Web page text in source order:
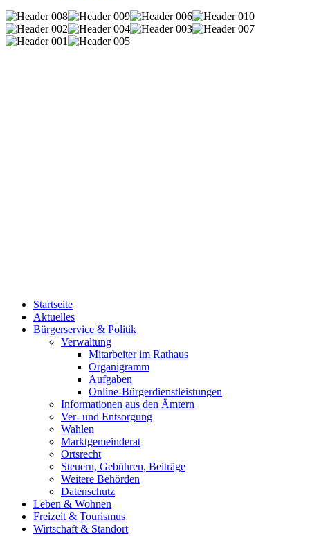
Startseite
Aktuelles
Bürgerservice & Politik
Verwaltung
Mitarbeiter im Rathaus
Organigramm
Aufgaben
Online-Bürgerdienstleistungen
Informationen aus den Ämtern
Ver- und Entsorgung
Wahlen
Marktgemeinderat
Ortsrecht
Steuern, Gebühren, Beiträge
Weitere Behörden
Datenschutz
Leben & Wohnen
Freizeit & Tourismus
Wirtschaft & Standort